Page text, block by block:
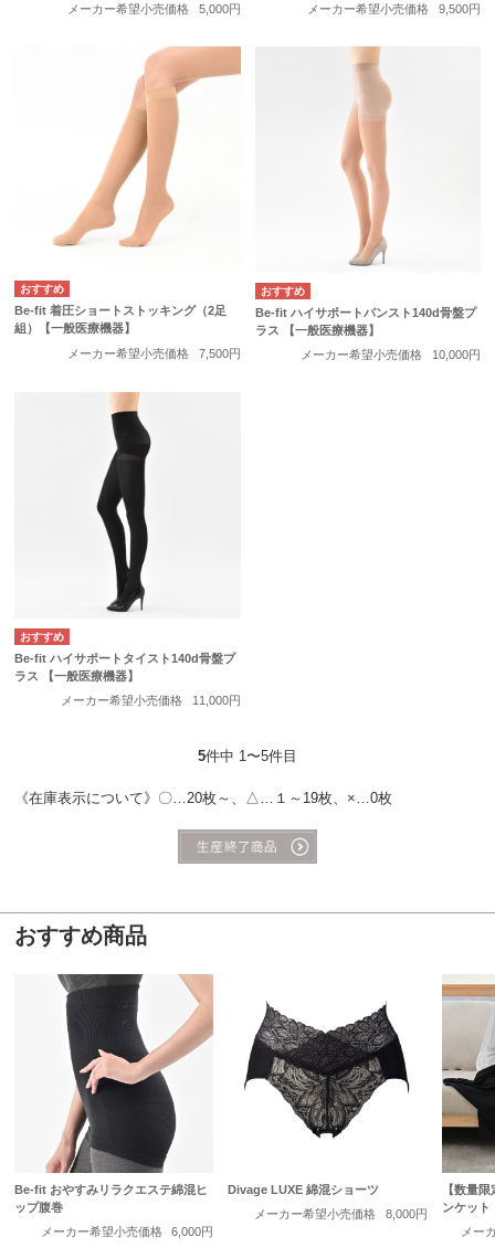
メーカー希望小売価格 5,000円 メーカー希望小売価格 9,500円
Be-fit 着圧ショートストッキング（2足
組）【一般医療機器】
メーカー希望小売価格
7,500円
Be-fit ハイサポートパンスト140d骨盤プ
ラス 【一般医療機器】
メーカー希望小売価格
10,000円
Be-fit ハイサポートタイスト140d骨盤プ
ラス 【一般医療機器】
メーカー希望小売価格
11,000円
5件中 1〜5件目
《在庫表示について》〇…20枚～、△…１～19枚、×…0枚
おすすめ商品
Be-fit おやすみリラクエステ綿混ヒ
ップ腹巻
メーカー希望小売価格
6,000円
Divage LUXE 綿混ショーツ
メーカー希望小売価格
8,000円
【数量
ンケット
メー